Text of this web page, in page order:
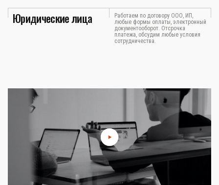
Юридические лица
Работаем по договору ООО, ИП,
любые формы оплаты, электронный
документооборот. Отсрочка
платежа, обсудим любые условия
сотрудничества.